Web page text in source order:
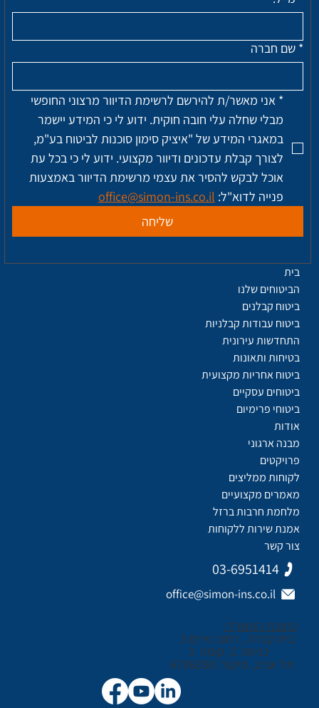
* שם חברה
*
פנייה לדוא"ל: office@simon-ins.co.il
שליחה
כתובת המשרד:
בית קנדה , רחוב נירים 3
כניסה C, קומה 3
תל אביב, מיקוד: 6706038
03-6951414
office@simon-ins.co.il
אודות
מבנה ארגוני
פרויקטים
לקוחות ממליצים
מאמרים מקצועיים
מלחמת חרבות ברזל
אמנת שירות ללקוחות
צור קשר
בית
הביטוחים שלנו
ביטוח קבלנים
ביטוח עבודות קבלניות
התחדשות עירונית
בטיחות ותאונות
ביטוח אחריות מקצועית
ביטוחים עסקיים
ביטוחי פרימיום